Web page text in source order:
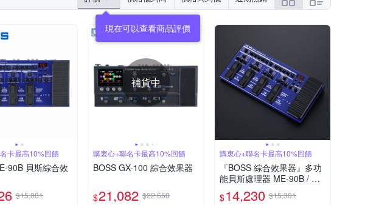
卡最高10%回饋
90B 貝斯綜合效
$15,081
補貨中
購衷心+聯名卡最高10%回饋
BOSS GX-100 綜合效果器
$21,082 $22,668
購衷心+聯名卡最高10%回饋
『BOSS 綜合效果器』多功
能貝斯處理器 ME-90B / 公
司貨二年保固
$14,230 $15,301